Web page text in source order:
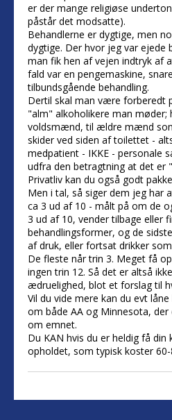
er der mange religiøse
påstår det modsatte).
Behandlerne er dygtige, men
dygtige. Der hvor jeg var ejede
man fik hen af vejen indtryk af
fald var en pengemaskine,
tilbundsgående behandling.
Dertil skal man være forberedt
"alm" alkoholikere man
voldsmænd, til ældre mænd
skider ved siden af toilettet -
medpatient - IKKE - personale
udfra den betragtning at det er
Privatliv kan du også godt
Men i tal, så siger dem jeg har
ca 3 ud af 10 - målt på om de
3 ud af 10, vender tilbage eller
behandlingsformer, og de
af druk, eller fortsat drikker
De fleste når trin 3. Meget få
ingen trin 12. Så det er altså
ædruelighed, blot et forslag til
Vil du vide mere kan du evt
om både AA og Minnesota,
om emnet.
Du KAN hvis du er heldig få
opholdet, som typisk koster 60-